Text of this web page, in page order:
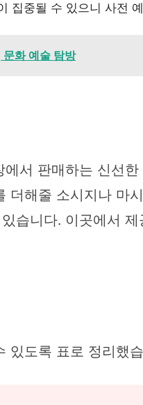
집중될 수 있으니 사전
화 예술 탐방
서 판매하는 신선
해줄 소시지나 마
습니다. 이곳에서
있도록 표로 정리했